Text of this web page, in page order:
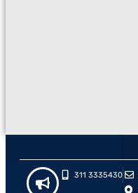
311 3335430